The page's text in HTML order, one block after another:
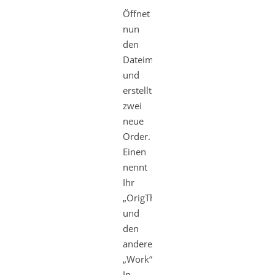
Öffnet
nun
den
Dateimanager
und
erstellt
zwei
neue
Order.
Einen
nennt
Ihr
„OrigTheme“
und
den
anderen
„Work“.